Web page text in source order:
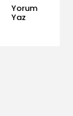
Yorum
Yaz